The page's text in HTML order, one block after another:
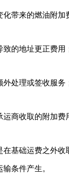
化带来的燃油附加
致的地址更正费用
外处理或签收服务
运商收取的附加费
基础运费之外收
条件产生。